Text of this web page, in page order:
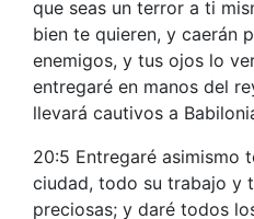
que seas un terror a ti
bien te quieren, y caerán
enemigos, y tus ojos lo
entregaré en manos del
llevará cautivos a
20:5 Entregaré asimismo
ciudad, todo su trabajo y
preciosas; y daré todos